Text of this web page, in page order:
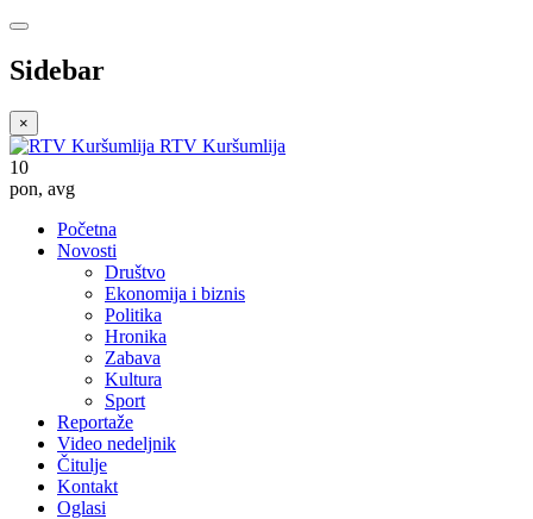
Sidebar
×
RTV Kuršumlija
10
pon, avg
Početna
Novosti
Društvo
Ekonomija i biznis
Politika
Hronika
Zabava
Kultura
Sport
Reportaže
Video nedeljnik
Čitulje
Kontakt
Oglasi